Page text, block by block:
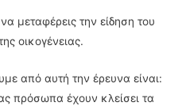
μεταφέρεις την είδηση του
οικογένειας.
από αυτή την έρευνα είναι:
πρόσωπα έχουν κλείσει τα